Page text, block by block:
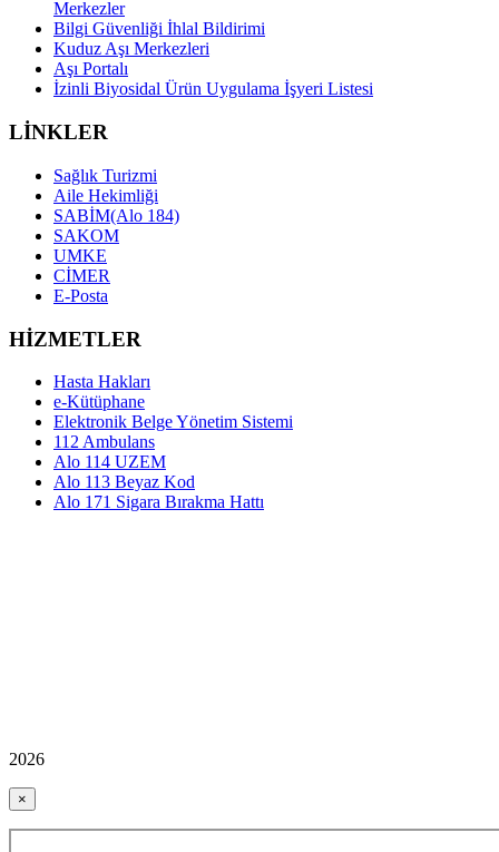
Merkezler
Bilgi Güvenliği İhlal Bildirimi
Kuduz Aşı Merkezleri
Aşı Portalı
İzinli Biyosidal Ürün Uygulama İşyeri Listesi
LİNKLER
Sağlık Turizmi
Aile Hekimliği
SABİM(Alo 184)
SAKOM
UMKE
CİMER
E-Posta
HİZMETLER
Hasta Hakları
e-Kütüphane
Elektronik Belge Yönetim Sistemi
112 Ambulans
Alo 114 UZEM
Alo 113 Beyaz Kod
Alo 171 Sigara Bırakma Hattı
2026
×